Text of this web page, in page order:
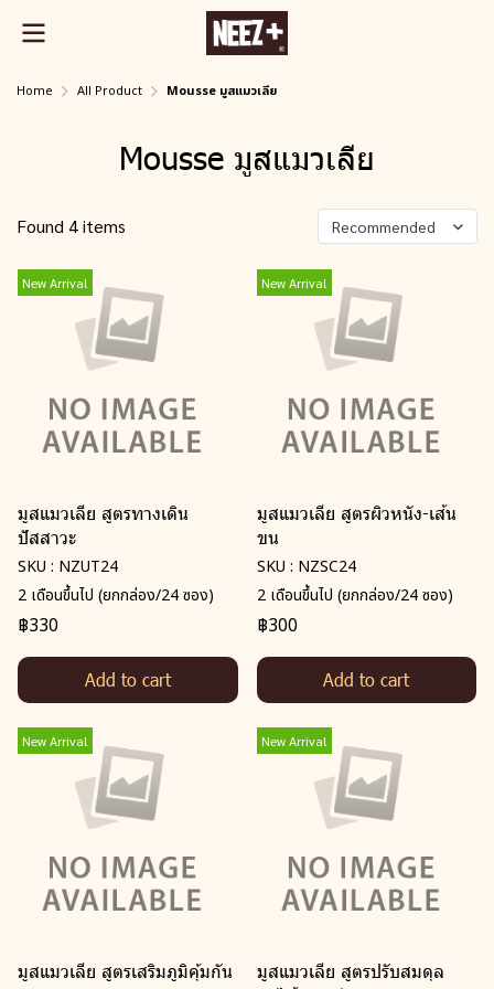
Home All Product Mousse มูสแมวเลีย
Mousse มูสแมวเลีย
Found 4 items Recommended
New Arrival
มูสแมวเลีย สูตรทางเดิน
ปัสสาวะ
SKU : NZUT24
2 เดือนขึ้นไป (ยกกล่อง/24 ซอง)
฿330
Add to cart
New Arrival
มูสแมวเลีย สูตรผิวหนัง-เส้น
ขน
SKU : NZSC24
2 เดือนขึ้นไป (ยกกล่อง/24 ซอง)
฿300
Add to cart
New Arrival
มูสแมวเลีย สูตรเสริมภูมิคุ้มกัน
New Arrival
มูสแมวเลีย สูตรปรับสมดุล